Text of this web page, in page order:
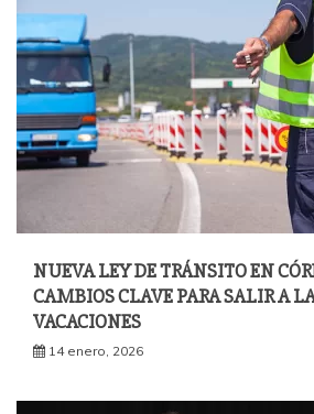
NUEVA LEY DE TRÁNSITO EN
CAMBIOS CLAVE PARA SALIR A
VACACIONES
14 enero, 2026